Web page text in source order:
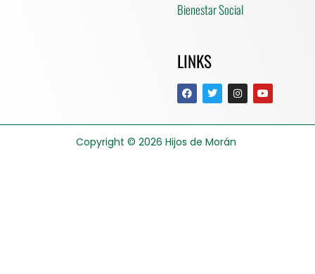
Bienestar Social
LINKS
Copyright © 2026 Hijos de Morán